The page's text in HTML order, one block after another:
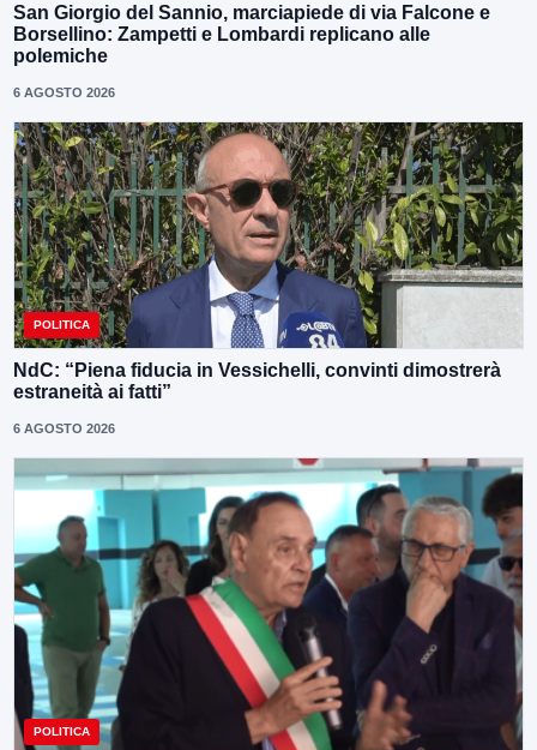
San Giorgio del Sannio, marciapiede di via Falcone e
Borsellino: Zampetti e Lombardi replicano alle
polemiche
6 AGOSTO 2026
POLITICA
NdC: “Piena fiducia in Vessichelli, convinti dimostrerà
estraneità ai fatti”
6 AGOSTO 2026
POLITICA